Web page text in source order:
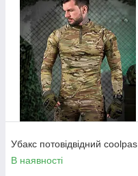
Убакс потовідвідний coolpas
В наявності